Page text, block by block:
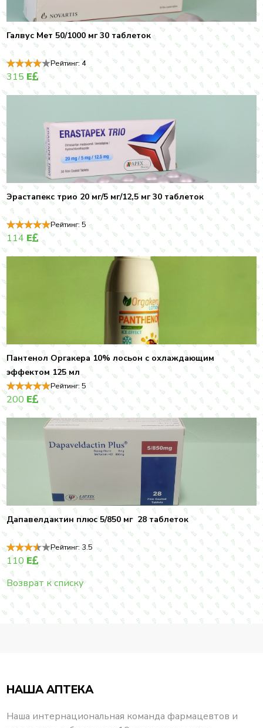
Галвус Мет 50/1000 мг 30 таблеток
Рейтинг:4
315 E
Эрастапекс трио 20 мг/5 мг/12,5 мг 30 таблеток
Рейтинг:5
114E
Пантенол Оргакера 10% лосьон с охлаждающим
эффектом 125 мл
Рейтинг:5
200E
Дапавелдактин плюс 5/850 мг 28 таблеток
Рейтинг:3.5
110E
Возврат к списку
НАША АПТЕКА
Наша интернациональная команда фармацевтов и